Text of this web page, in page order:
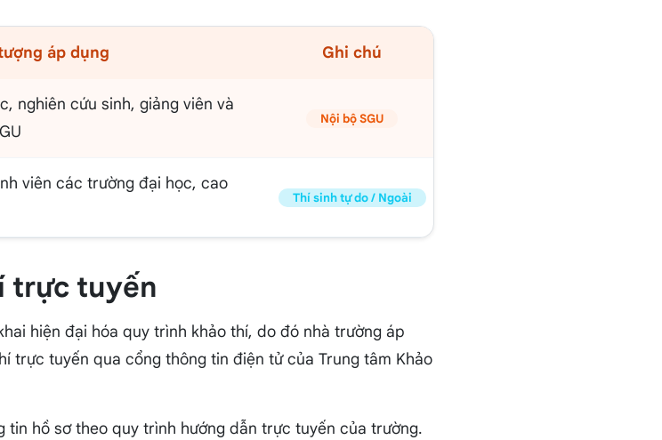
áp dụng Ghi chú
nghiên cứu sinh, giảng viên và
Nội bộ SGU
viên các trường đại học, cao
Thí sinh tự do / Ngoài
trực tuyến
hiện đại hóa quy trình khảo thí, do đó nhà trường áp
trực tuyến qua cổng thông tin điện tử của Trung tâm Khảo
tin hồ sơ theo quy trình hướng dẫn trực tuyến của trường.